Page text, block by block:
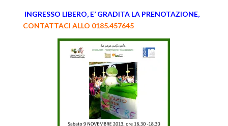
INGRESSO LIBERO, E’ GRADITA LA PRENOTAZIONE,
CONTATTACI ALLO 0185.457645